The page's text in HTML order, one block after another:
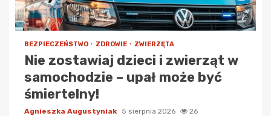
BEZPIECZEŃSTWO ZDROWIE ZWIERZĘTA
Nie zostawiaj dzieci i zwierząt w
samochodzie – upał może być
śmiertelny!
Agnieszka Augustyniak 5 sierpnia 2026 26